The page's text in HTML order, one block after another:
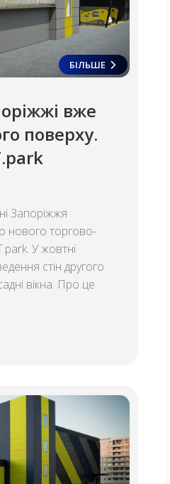
БІЛЬШЕ
вже
поверху.
Запоріжжя
нового торгово-
У жовтні
стін другого
вікна. Про це